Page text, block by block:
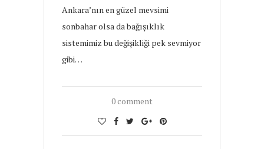
Ankara’nın en güzel mevsimi
sonbahar olsa da bağışıklık
sistemimiz bu değişikliği pek sevmiyor
gibi…
0 comment